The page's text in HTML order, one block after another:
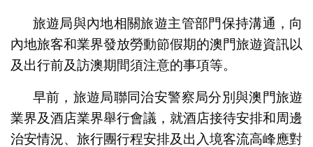
旅遊局與內地相關旅遊主管部門保持溝通，向
內地旅客和業界發放勞動節假期的澳門旅遊資訊以
及出行前及訪澳期間須注意的事項等。
早前，旅遊局聯同治安警察局分別與澳門旅遊
業界及酒店業界舉行會議，就酒店接待安排和周邊
治安情況、旅行團行程安排及出入境客流高峰應對